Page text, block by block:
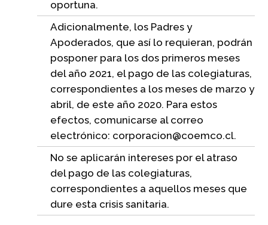
oportuna.
Adicionalmente, los Padres y
Apoderados, que así lo requieran, podrán
posponer para los dos primeros meses
del año 2021, el pago de las colegiaturas,
correspondientes a los meses de marzo y
abril, de este año 2020. Para estos
efectos, comunicarse al correo
electrónico: corporacion@coemco.cl.
No se aplicarán intereses por el atraso
del pago de las colegiaturas,
correspondientes a aquellos meses que
dure esta crisis sanitaria.